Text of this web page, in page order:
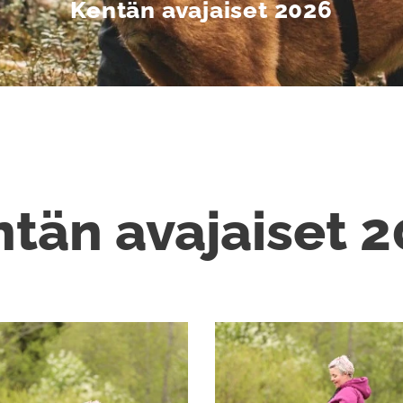
Kentän avajaiset 2026
avajaiset